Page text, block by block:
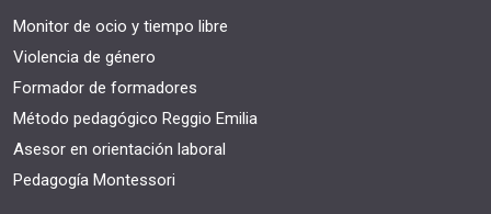
Monitor de ocio y tiempo libre
Violencia de género
Formador de formadores
Método pedagógico Reggio Emilia
Asesor en orientación laboral
Pedagogía Montessori